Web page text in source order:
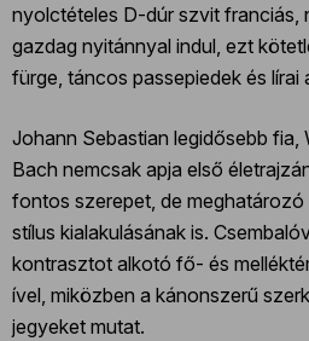
nyolctételes D-dúr szvit franciás,
gazdag nyitánnyal indul, ezt
fürge, táncos passepiedek és lírai
Johann Sebastian legidősebb fia,
Bach nemcsak apja első
fontos szerepet, de
stílus kialakulásának is.
kontrasztot alkotó fő- és
ível, miközben a kánonszerű
jegyeket mutat.